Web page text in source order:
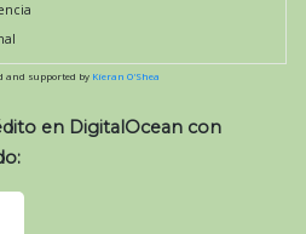
and supported by Kieran O'Shea
en DigitalOcean con